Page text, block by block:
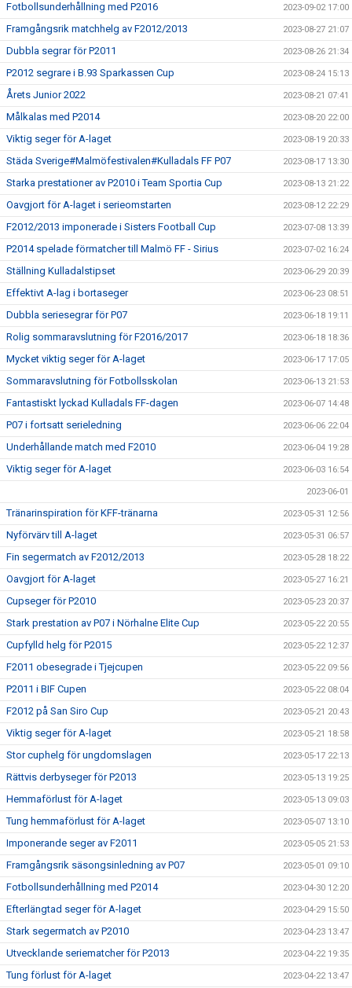
Fotbollsunderhållning med P2016 2023-09-02 17:00
Framgångsrik matchhelg av F2012/2013 2023-08-27 21:07
Dubbla segrar för P2011 2023-08-26 21:34
P2012 segrare i B.93 Sparkassen Cup 2023-08-24 15:13
Årets Junior 2022 2023-08-21 07:41
Målkalas med P2014 2023-08-20 22:00
Viktig seger för A-laget 2023-08-19 20:33
Städa Sverige#Malmöfestivalen#Kulladals FF P07 2023-08-17 13:30
Starka prestationer av P2010 i Team Sportia Cup 2023-08-13 21:22
Oavgjort för A-laget i serieomstarten 2023-08-12 22:29
F2012/2013 imponerade i Sisters Football Cup 2023-07-08 13:39
P2014 spelade förmatcher till Malmö FF - Sirius 2023-07-02 16:24
Ställning Kulladalstipset 2023-06-29 20:39
Effektivt A-lag i bortaseger 2023-06-23 08:51
Dubbla seriesegrar för P07 2023-06-18 19:11
Rolig sommaravslutning för F2016/2017 2023-06-18 18:36
Mycket viktig seger för A-laget 2023-06-17 17:05
Sommaravslutning för Fotbollsskolan 2023-06-13 21:53
Fantastiskt lyckad Kulladals FF-dagen 2023-06-07 14:48
P07 i fortsatt serieledning 2023-06-06 22:04
Underhållande match med F2010 2023-06-04 19:28
Viktig seger för A-laget 2023-06-03 16:54
2023-06-01
Tränarinspiration för KFF-tränarna 2023-05-31 12:56
Nyförvärv till A-laget 2023-05-31 06:57
Fin segermatch av F2012/2013 2023-05-28 18:22
Oavgjort för A-laget 2023-05-27 16:21
Cupseger för P2010 2023-05-23 20:37
Stark prestation av P07 i Nörhalne Elite Cup 2023-05-22 20:55
Cupfylld helg för P2015 2023-05-22 12:37
F2011 obesegrade i Tjejcupen 2023-05-22 09:56
P2011 i BIF Cupen 2023-05-22 08:04
F2012 på San Siro Cup 2023-05-21 20:43
Viktig seger för A-laget 2023-05-21 18:58
Stor cuphelg för ungdomslagen 2023-05-17 22:13
Rättvis derbyseger för P2013 2023-05-13 19:25
Hemmaförlust för A-laget 2023-05-13 09:03
Tung hemmaförlust för A-laget 2023-05-07 13:10
Imponerande seger av F2011 2023-05-05 21:53
Framgångsrik säsongsinledning av P07 2023-05-01 09:10
Fotbollsunderhållning med P2014 2023-04-30 12:20
Efterlängtad seger för A-laget 2023-04-29 15:50
Stark segermatch av P2010 2023-04-23 13:47
Utvecklande seriematcher för P2013 2023-04-22 19:35
Tung förlust för A-laget 2023-04-22 13:47